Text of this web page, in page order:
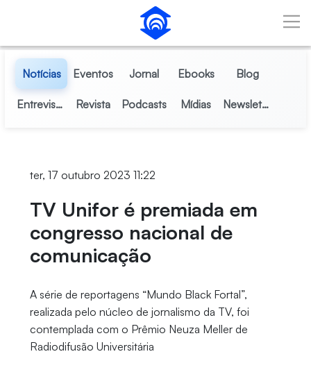
Pular para o Conteúdo principal
Notícias Eventos Jornal Ebooks Blog
Entrevistas Revista Podcasts Mídias Newsletter
ter, 17 outubro 2023 11:22
TV Unifor é premiada em
congresso nacional de
comunicação
A série de reportagens “Mundo Black Fortal”,
realizada pelo núcleo de jornalismo da TV, foi
contemplada com o Prêmio Neuza Meller de
Radiodifusão Universitária